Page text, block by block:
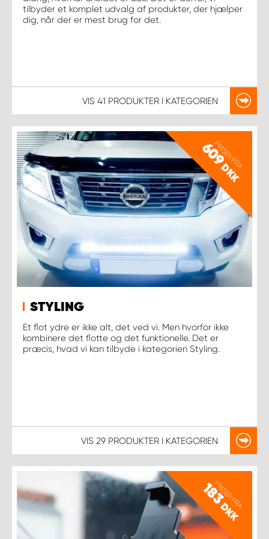
tilbyder et komplet udvalg af produkter, der hjælper
dig, når der er mest brug for det.
VIS 41 PRODUKTER I KATEGORIEN
PRISER FRA
609
DKK
STYLING
Et flot ydre er ikke alt, det ved vi. Men hvorfor ikke
kombinere det flotte og det funktionelle. Det er
præcis, hvad vi kan tilbyde i kategorien Styling.
VIS 29 PRODUKTER I KATEGORIEN
PRISER FRA
183
DKK